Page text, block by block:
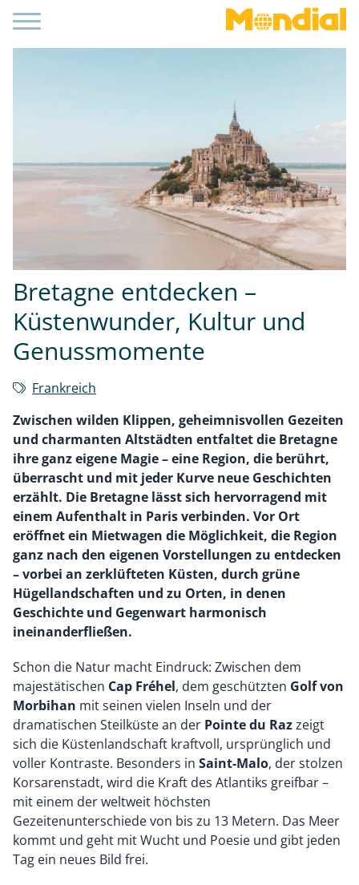
Bretagne entdecken –
Küstenwunder, Kultur und
Genussmomente
Frankreich
Zwischen wilden Klippen, geheimnisvollen Gezeiten
und charmanten Altstädten entfaltet die Bretagne
ihre ganz eigene Magie – eine Region, die berührt,
überrascht und mit jeder Kurve neue Geschichten
erzählt. Die Bretagne lässt sich hervorragend mit
einem Aufenthalt in Paris verbinden. Vor Ort
eröffnet ein Mietwagen die Möglichkeit, die Region
ganz nach den eigenen Vorstellungen zu entdecken
– vorbei an zerklüfteten Küsten, durch grüne
Hügellandschaften und zu Orten, in denen
Geschichte und Gegenwart harmonisch
ineinanderfließen.
Schon die Natur macht Eindruck: Zwischen dem
majestätischen Cap Fréhel, dem geschützten Golf von
Morbihan mit seinen vielen Inseln und der
dramatischen Steilküste an der Pointe du Razzeigt
sich die Küstenlandschaft kraftvoll, ursprünglich und
voller Kontraste. Besonders in Saint-Malo, der stolzen
Korsarenstadt, wird die Kraft des Atlantiks greifbar –
mit einem der weltweit höchsten
Gezeitenunterschiede von bis zu 13 Metern. Das Meer
kommt und geht mit Wucht und Poesie und gibt jeden
Tag ein neues Bild frei.